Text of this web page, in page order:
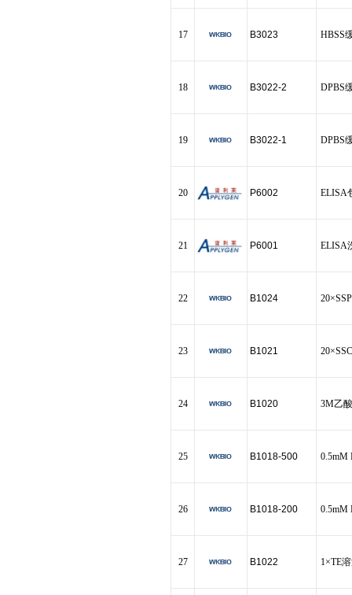
17 B3023 HBSS
18 B3022-2 DPBS
19 B3022-1 DPBS
20 P6002 ELISA
21 P6001 ELISA
22 B1024
23 B1021
24 B1020 3M乙
25 B1018-500 0.5mM
26 B1018-200 0.5mM
27 B1022 1×TE